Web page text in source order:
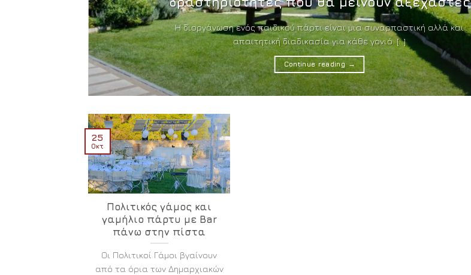
Η διοργάνωση ενός παιδικού πάρτι είναι μια συναρπαστική αλλά και
απαιτητική διαδικασία για κάθε γονιό. [...]
Continue reading →
Πολιτικός γάμος και
γαμήλιο πάρτυ με Bar
πάνω στην πίστα
Οι Πολιτικοί Γάμοι βγαίνουν
από τα όρια των Δημαρχιακών
25
Οκτ